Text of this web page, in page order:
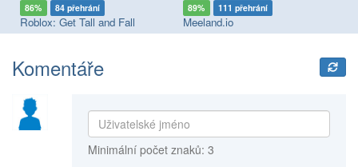
86% 84 přehrání
Roblox: Get Tall and Fall
89% 111 přehrání
Meeland.io
Komentáře
Minimální počet znaků: 3